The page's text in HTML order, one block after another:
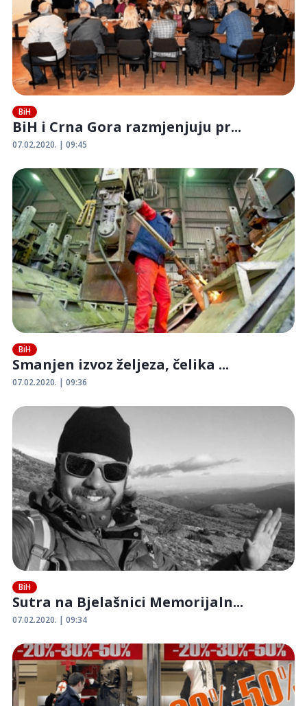
BiH
BiH i Crna Gora razmjenjuju pr...
07.02.2020. | 09:45
BiH
Smanjen izvoz željeza, čelika ...
07.02.2020. | 09:36
BiH
Sutra na Bjelašnici Memorijaln...
07.02.2020. | 09:34